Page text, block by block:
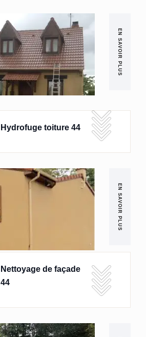
EN SAVOIR PLUS
Hydrofuge toiture 44
EN SAVOIR PLUS
Nettoyage de façade
44